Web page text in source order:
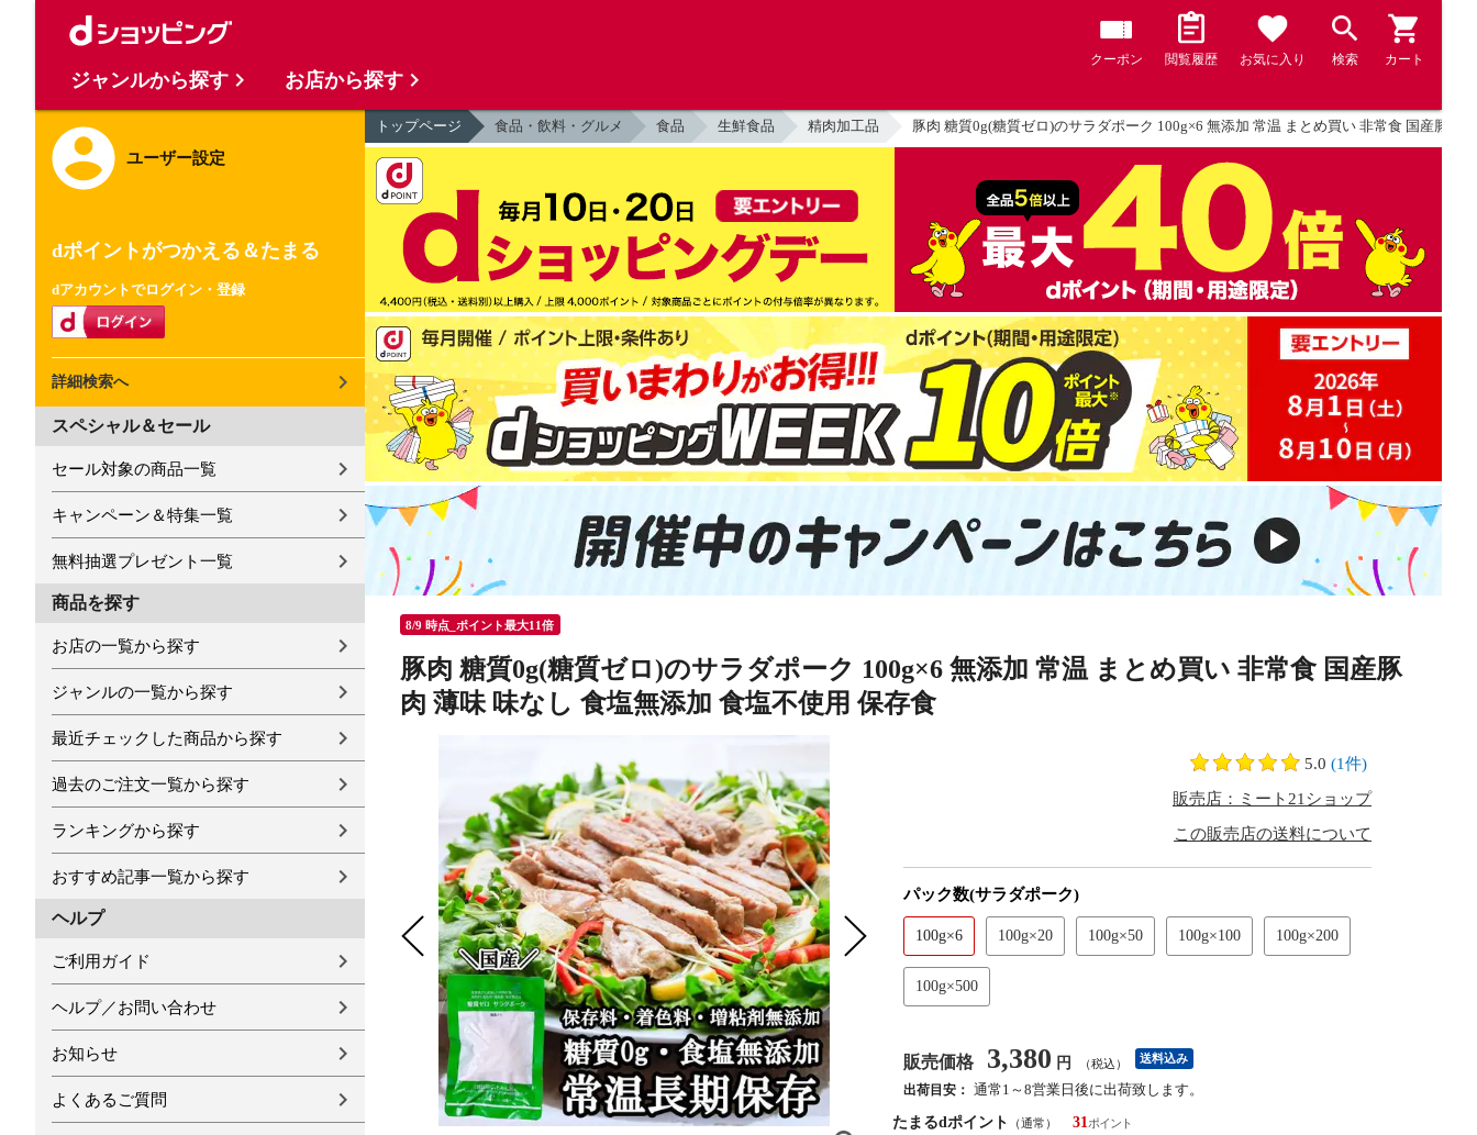
クーポン 閲覧履歴 お気に入り 検索 カート
ユーザー設定
dポイントがつかえる＆たまる
dアカウントでログイン・登録
詳細検索へ
スペシャル＆セール
セール対象の商品一覧
キャンペーン＆特集一覧
無料抽選プレゼント一覧
商品を探す
お店の一覧から探す
ジャンルの一覧から探す
最近チェックした商品から探す
過去のご注文一覧から探す
ランキングから探す
おすすめ記事一覧から探す
ヘルプ
ご利用ガイド
ヘルプ／お問い合わせ
お知らせ
よくあるご質問
トップページ 食品・飲料・グルメ 食品 生鮮食品 精肉加工品 豚肉 糖質0g(糖質ゼロ)のサラダポーク 100g×6 無添加 常温 まとめ買い 非常食 国産豚肉
8/9 時点_ポイント最大11倍
豚肉 糖質0g(糖質ゼロ)のサラダポーク 100g×6 無添加 常温 まとめ買い 非常食 国産豚
肉 薄味 味なし 食塩無添加 食塩不使用 保存食
5.0 (1件)
販売店：ミート21ショップ
この販売店の送料について
パック数(サラダポーク)
100g×6 100g×20 100g×50 100g×100 100g×200
100g×500
販売価格 3,380 円 （税込） 送料込み
出荷目安： 通常1～8営業日後に出荷致します。
たまるdポイント
（通常）
31
ジャンルから探す お店から探す